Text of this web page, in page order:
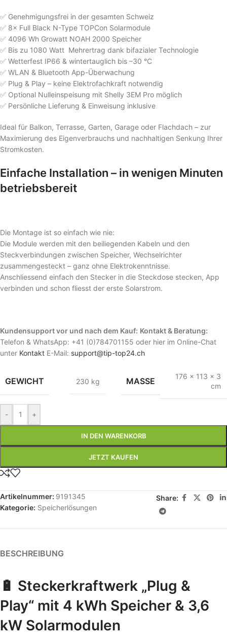
✅ Genehmigungsfrei in der gesamten Schweiz
✅ 8× Full Black N-Type TOPCon Solarmodule
✅ 4096 Wh Growatt NOAH 2000 Speicher
✅ Bis zu 1080 Watt Mehrertrag dank bifazialer Technologie
✅ Wetterfest IP66 & wintertauglich bis –30 °C
✅ WLAN & Bluetooth App-Überwachung
✅ Plug & Play – keine Elektrofachkraft notwendig
✅ Optional Nulleinspeisung mit Shelly 3EM Pro möglich
✅ Persönliche Lieferung & Einweisung inklusive
Ideal für Balkon, Terrasse, Garten, Garage oder Flachdach – zur
Maximierung des Eigenverbrauchs und nachhaltigen Senkung Ihrer
Stromkosten.
Einfache Installation – in wenigen Minuten
betriebsbereit
Die Montage ist so einfach wie nie:
Die Module werden mit den beiliegenden Kabeln und den
Steckverbindungen zwischen Speicher, Wechselrichter
zusammengesteckt – ganz ohne Elektrokenntnisse.
Anschliessend einfach den Stecker in die Steckdose stecken, App
verbinden und schon fliesst der erste Solarstrom.
Kundensupport vor und nach dem Kauf: Kontakt & Beratung:
Telefon & WhatsApp: +41 (0)784701155 oder hier im Online-Chat
unter Kontakt E-Mail: support@tip-top24.ch
GEWICHT 230 kg MASSE
176 × 113 × 3
cm
- +
IN DEN WARENKORB
JETZT KAUFEN
Artikelnummer: 9191345
Kategorie: Speicherlösungen
Share:
BESCHREIBUNG
🔋 Steckerkraftwerk „Plug &
Play“ mit 4 kWh Speicher & 3,6
kW Solarmodulen